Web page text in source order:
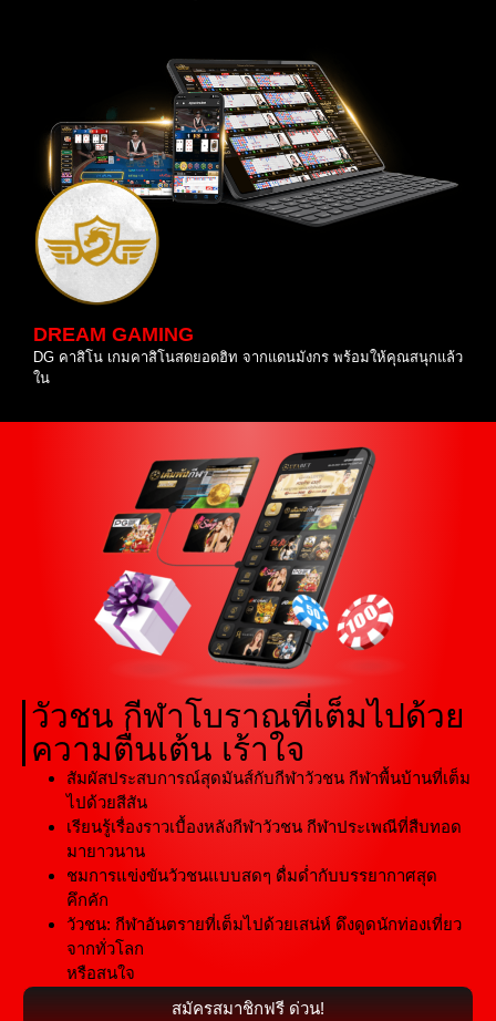
DREAM GAMING
DG คาสิโน เกมคาสิโนสดยอดฮิท จากแดนมังกร พร้อมให้คุณสนุกแล้ว
ใน
วัวชน กีฬาโบราณที่เต็มไปด้วย
ความตื่นเต้น เร้าใจ
สัมผัสประสบการณ์สุดมันส์กับกีฬาวัวชน กีฬาพื้นบ้านที่เต็ม
ไปด้วยสีสัน
เรียนรู้เรื่องราวเบื้องหลังกีฬาวัวชน กีฬาประเพณีที่สืบทอด
มายาวนาน
ชมการแข่งขันวัวชนแบบสดๆ ดื่มด่ำกับบรรยากาศสุด
คึกคัก
วัวชน: กีฬาอันตรายที่เต็มไปด้วยเสน่ห์ ดึงดูดนักท่องเที่ยว
จากทั่วโลก
หรือสนใจ
สมัครสมาชิกฟรี ด่วน!